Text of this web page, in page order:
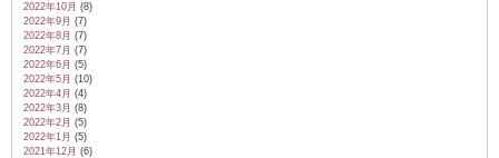
2022年10月 (8)
2022年9月 (7)
2022年8月 (7)
2022年7月 (7)
2022年6月 (5)
2022年5月 (10)
2022年4月 (4)
2022年3月 (8)
2022年2月 (5)
2022年1月 (5)
2021年12月 (6)